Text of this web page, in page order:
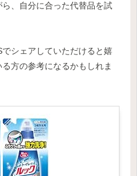
、自分に合った代替品を試
シェアしていただけると嬉
方の参考になるかもしれま